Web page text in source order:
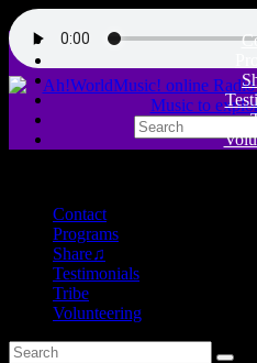
Contact
Programs
Share♫
Testimonials
Tribe
Volunteering